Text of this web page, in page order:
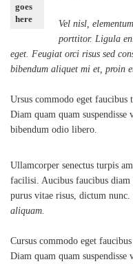
goes
here
Vel nisl,
porttitor. Ligula
eget. Feugiat orci risus sed
bibendum aliquet mi et, proin
Ursus commodo eget faucibus
Diam quam quam
bibendum odio libero.
Ullamcorper senectus turpis
facilisi. Aucibus faucibus
purus vitae risus, dictum nunc.
aliquam.
Cursus commodo eget
Diam quam quam